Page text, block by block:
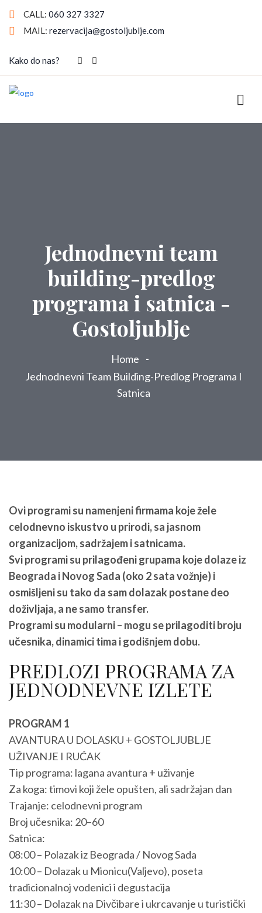
CALL: 060 327 3327
MAIL: rezervacija@gostoljublje.com
Kako do nas?
Jednodnevni team
building-predlog
programa i satnica -
Gostoljublje
Home
Jednodnevni Team Building-Predlog Programa I
Satnica
Ovi programi su namenjeni firmama koje žele
celodnevno iskustvo u prirodi, sa jasnom
organizacijom, sadržajem i satnicama.
Svi programi su prilagođeni grupama koje dolaze iz
Beograda i Novog Sada (oko 2 sata vožnje) i
osmišljeni su tako da sam dolazak postane deo
doživljaja, a ne samo transfer.
Programi su modularni – mogu se prilagoditi broju
učesnika, dinamici tima i godišnjem dobu.
PREDLOZI PROGRAMA ZA
JEDNODNEVNE IZLETE
PROGRAM 1
AVANTURA U DOLASKU + GOSTOLJUBLJE
UŽIVANJE I RUĆAK
Tip programa: lagana avantura + uživanje
Za koga: timovi koji žele opušten, ali sadržajan dan
Trajanje: celodnevni program
Broj učesnika: 20–60
Satnica:
08:00 – Polazak iz Beograda / Novog Sada
10:00 – Dolazak u Mionicu(Valjevo), poseta
tradicionalnoj vodenici i degustacija
11:30 – Dolazak na Divčibare i ukrcavanje u turistički